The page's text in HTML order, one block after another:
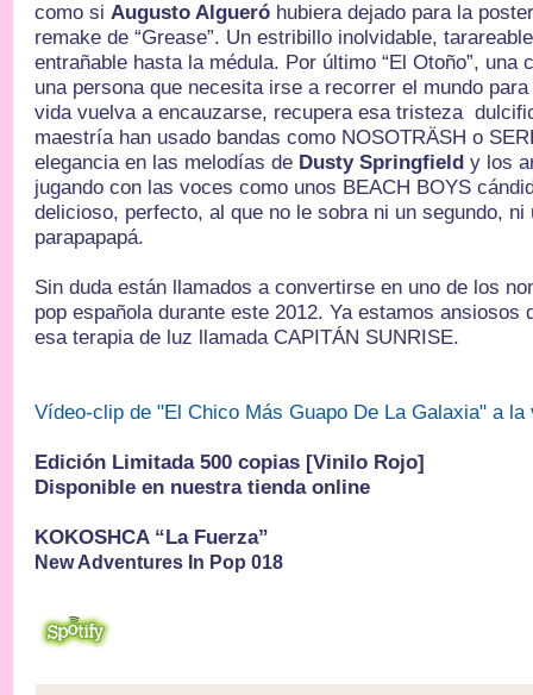
como siAugusto Algueró hubiera dejado para la
remake de “Grease”. Un estribillo inolvidable,
entrañable hasta la médula. Por último “El Otoño”, una
una persona que necesita irse a recorrer el mundo
vida vuelva a encauzarse, recupera esa tristeza
maestría han usado bandas como NOSOTRÄSH o
elegancia en las melodías de Dusty Springfield y los
jugando con las voces como unos BEACH BOYS
delicioso, perfecto, al que no le sobra ni un segundo, ni
parapapapá.
Sin duda están llamados a convertirse en uno de los
pop española durante este 2012. Ya estamos ansiosos
esa terapia de luz llamada CAPITÁN SUNRISE.
Vídeo-clip de "El Chico Más Guapo De La Galaxia" a la
Edición Limitada 500 copias [Vinilo Rojo]
Disponible en nuestra tienda online
KOKOSHCA “La Fuerza”
New Adventures In Pop 018